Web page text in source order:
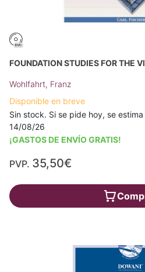
FOUNDATION STUDIES FOR THE
Wohlfahrt, Franz
Disponible en breve
Sin stock. Si se pide hoy, se
14/08/26
¡GASTOS DE ENVÍO GRATIS!
PVP. 35,50€